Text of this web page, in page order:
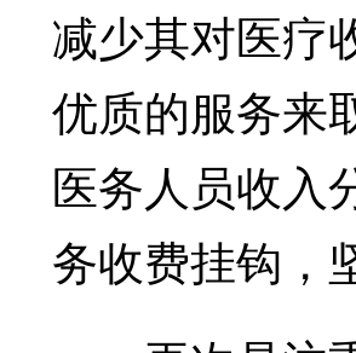
减少其对医疗
优质的服务来
医务人员收入
务收费挂钩，